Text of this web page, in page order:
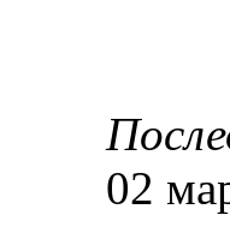
02